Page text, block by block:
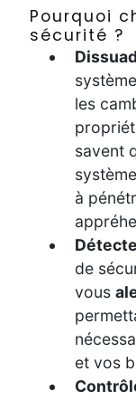
Pourquoi
sécurité ?
les
savent
à
de
vous
et vos